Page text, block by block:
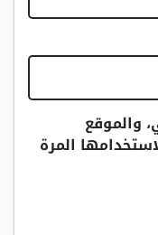
والموقع
المرة